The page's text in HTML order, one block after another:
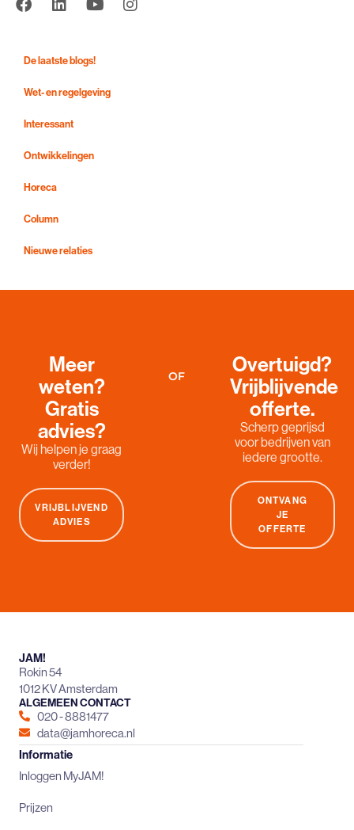
De laatste blogs!
Wet- en regelgeving
Interessant
Ontwikkelingen
Horeca
Column
Nieuwe relaties
Meer
weten?
Gratis
advies?
Wij helpen je graag
verder!
VRIJBLIJVEND
ADVIES
OF
Overtuigd?
Vrijblijvende
offerte.
Scherp geprijsd
voor bedrijven van
iedere grootte.
ONTVANG
JE
OFFERTE
JAM!
Rokin 54
1012 KV Amsterdam
ALGEMEEN CONTACT
020 - 8881477
data@jamhoreca.nl
Informatie
Inloggen MyJAM!
Prijzen